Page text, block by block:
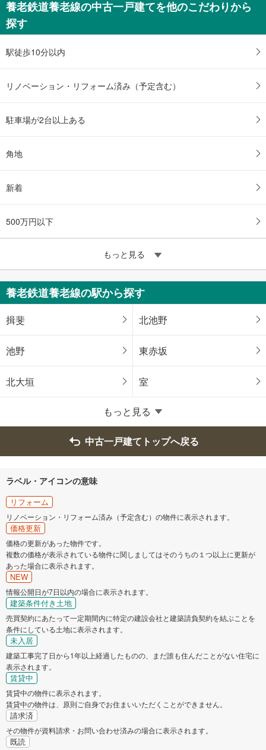
未定
東海道本線 「大垣」駅 徒歩22分
養老鉄道養老線の中古一戸建てを他のこだわりから
探す
駅徒歩10分以内
リノベーション・リフォーム済み（予定含む）
駐車場が2台以上ある
角地
新着
500万円以下
もっと見る
養老鉄道養老線の駅から探す
揖斐 北池野
池野 東赤坂
北大垣 室
もっと見る
中古一戸建てトップへ戻る
ラベル・アイコンの意味
リフォーム
リノベーション・リフォーム済み（予定含む）の物件に表示されます。
価格更新
価格の更新があった物件です。
複数の価格が表示されている物件に関しましてはそのうちの１つ以上に更新が
あった場合に表示されます。
NEW
情報公開日が7日以内の場合に表示されます。
建築条件付き土地
売買契約にあたって一定期間内に特定の建設会社と建築請負契約を結ぶことを
条件にしている土地に表示されます。
未入居
建築工事完了日から1年以上経過したものの、まだ誰も住んだことがない住宅に
表示されます。
賃貸中
賃貸中の物件に表示されます。
賃貸中の物件は、原則ご自身でお住まいいただくことができません。
請求済
その物件が資料請求・お問い合わせ済みの場合に表示されます。
既読